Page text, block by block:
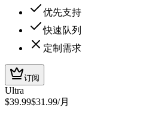
优先支持
快速队列
定制需求
订阅
Ultra
$39.99$31.99/月